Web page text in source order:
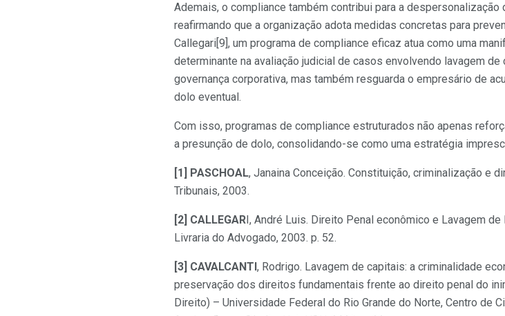
Ademais, o compliance também contribui para a
reafirmando que a organização adota medidas concretas para
Callegari[9], um programa de compliance eficaz atua como uma
determinante na avaliação judicial de casos envolvendo lavagem
governança corporativa, mas também resguarda o empresário de
dolo eventual.
Com isso, programas de compliance estruturados não apenas
a presunção de dolo, consolidando-se como uma estratégia
[1] PASCHOAL, Janaina Conceição. Constituição, criminalização e
Tribunais, 2003.
[2] CALLEGARI, André Luis. Direito Penal econômico e Lavagem
Livraria do Advogado, 2003. p. 52.
[3] CAVALCANTI, Rodrigo. Lavagem de capitais: a criminalidade
preservação dos direitos fundamentais frente ao direito penal do
Direito) – Universidade Federal do Rio Grande do Norte, Centro de